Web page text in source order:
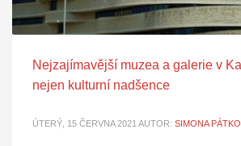
Nejzajímavější muzea a galerie v
nejen kulturní nadšence
ÚTERÝ, 15 ČERVNA 2021 AUTOR: SIMONA